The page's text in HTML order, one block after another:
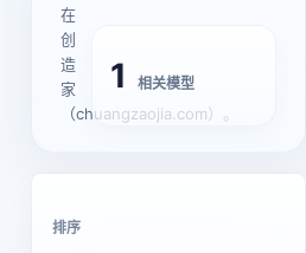
在
创
造
家
（chuangzaojia.com）。
1 相关模型
排序